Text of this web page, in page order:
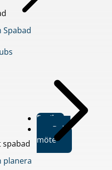
Spabad
spabad
planera
Butiker
Boka
möte